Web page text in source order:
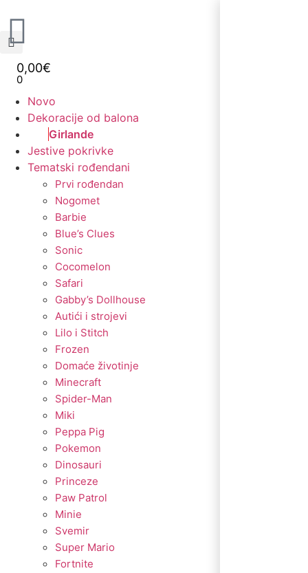
0,00€
0
Novo
Dekoracije od balona
Girlande
Jestive pokrivke
Tematski rođendani
Prvi rođendan
Nogomet
Barbie
Blue’s Clues
Sonic
Cocomelon
Safari
Gabby’s Dollhouse
Autići i strojevi
Lilo i Stitch
Frozen
Domaće životinje
Minecraft
Spider-Man
Miki
Peppa Pig
Pokemon
Dinosauri
Princeze
Paw Patrol
Minie
Svemir
Super Mario
Fortnite